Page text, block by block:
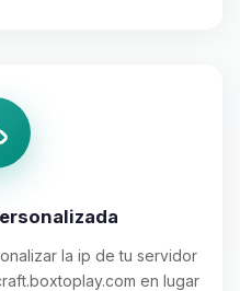
la ip de tu servidor
en lugar